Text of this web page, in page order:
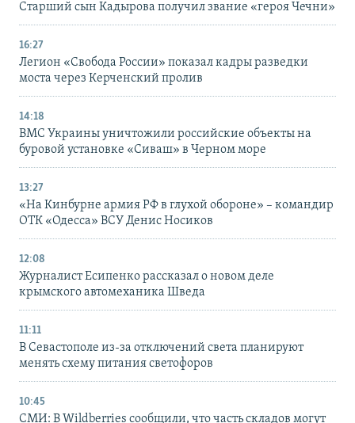
Старший сын Кадырова получил звание «героя Чечни»
16:27
Легион «Свобода России» показал кадры разведки
моста через Керченский пролив
14:18
ВМС Украины уничтожили российские объекты на
буровой установке «Сиваш» в Черном море
13:27
«На Кинбурне армия РФ в глухой обороне» – командир
ОТК «Одесса» ВСУ Денис Носиков
12:08
Журналист Есипенко рассказал о новом деле
крымского автомеханика Шведа
11:11
В Севастополе из-за отключений света планируют
менять схему питания светофоров
10:45
СМИ: В Wildberries сообщили, что часть складов могут